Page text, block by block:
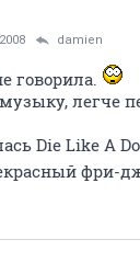
damien
говорила.
легче
Die Like A
фри-